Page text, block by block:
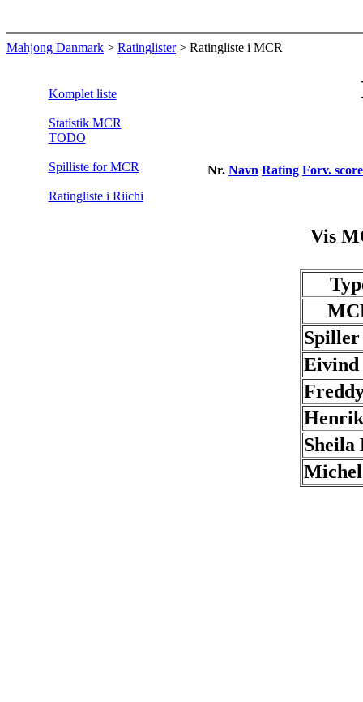
Mahjong Danmark > Ratinglister> Ratingliste i MCR
Komplet liste
Statistik MCR
TODO
Spilliste for MCR
Ratingliste i Riichi
Nr. Navn Rating Forv.
Vis
Spiller
Eivind
Sheila